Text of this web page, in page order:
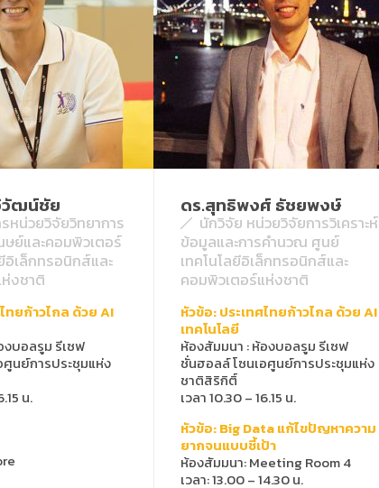
ฒน์ชัย
หน่วยวิจัยวิทยาการ
ย์และคอมพิวเตอร์
อิเล็กทรอนิกส์และ
งชาติ
ทยก้าวไกล ด้วย AI
งบอลรูม รีเซฟ
นย์การประชุมแห่ง
น.
ดร.สุทธิพงศ์ ธัชยพงษ์
นักวิจัย หน่วยวิจัยการวิเคราะห์
ข้อมูลและการคำนวณ ศูนย์
เทคโนโลยีอิเล็กทรอนิกส์และ
คอมพิวเตอร์แห่งชาติ
หัวข้อ: ประเทศไทยก้าวไกล ด้วย AI
เทคโนโลยี
ห้องสัมมนา :ห้องบอลรูม รีเซฟ
ชั่นฮอลล์ โซนเอศูนย์การประชุมแห่ง
ชาติสิริกิติ์
เวลา 10.30 – 16.15 น.
หัวข้อ: Big Data แก้ไขปัญหาความ
ยากจนแบบชี้เป้า
ห้องสัมมนา: Meeting Room 4
เวลา: 13.00 – 14.30 น.